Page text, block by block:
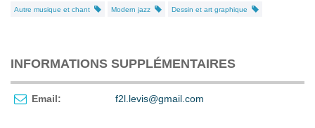
Autre musique et chant Modern jazz Dessin et art graphique
INFORMATIONS SUPPLÉMENTAIRES
Email: f2l.levis@gmail.com